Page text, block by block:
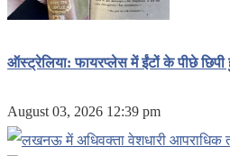
ऑस्ट्रेलिया: फायरप्लेस में ईंटों के पीछे छिपी
August 03, 2026 12:39 pm